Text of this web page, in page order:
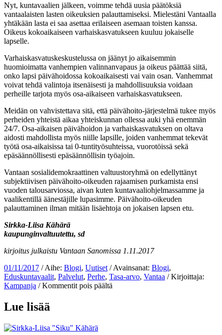
Nyt, kuntavaalien jälkeen, voimme tehdä uusia päätöksiä
vantaalaisten lasten oikeuksien palauttamiseksi. Mielestäni Vantaalla
yhtäkään lasta ei saa asettaa erilaiseen asemaan toisten kanssa.
Oikeus kokoaikaiseen varhaiskasvatukseen kuuluu jokaiselle
lapselle.
Varhaiskasvatuskeskustelussa on jäänyt jo aikaisemmin
huomioimatta vanhempien valinnanvapaus ja oikeus päättää siitä,
onko lapsi päivähoidossa kokoaikaisesti vai vain osan. Vanhemmat
voivat tehdä valintoja itsenäisesti ja mahdollisuuksia voidaan
perheille tarjota myös osa-aikaiseen varhaiskasvatukseen.
Meidän on vahvistettava sitä, että päivähoito-järjestelmä tukee myös
perheiden yhteistä aikaa yhteiskunnan ollessa auki yhä enemmän
24/7. Osa-aikaisen päivähoidon ja varhaiskasvatuksen on oltava
aidosti mahdollista myös niille lapsille, joiden vanhemmat tekevät
työtä osa-aikaisissa tai 0-tuntityösuhteissa, vuorotöissä sekä
epäsäännöllisesti epäsäännöllisin työajoin.
Vantaan sosialidemokraattinen valtuustoryhmä on edellyttänyt
subjektiivisen päivähoito-oikeuden rajaamisen purkamista ensi
vuoden talousarviossa, aivan kuten kuntavaaliohjelmassamme ja
vaalikentillä äänestäjille lupasimme. Päivähoito-oikeuden
palauttaminen ilman mitään lisäehtoja on jokaisen lapsen etu.
Sirkka-Liisa Kähärä
kaupunginvaltuutettu, sd
kirjoitus julkaistu Vantaan Sanomissa 1.11.2017
01/11/2017 / Aihe: Blogi, Uutiset / Avainsanat: Blogi,
Eduskuntavaalit, Palvelut, Perhe, Tasa-arvo, Vantaa / Kirjoittaja:
Kampanja /Kommentit pois päältä
Lue lisää